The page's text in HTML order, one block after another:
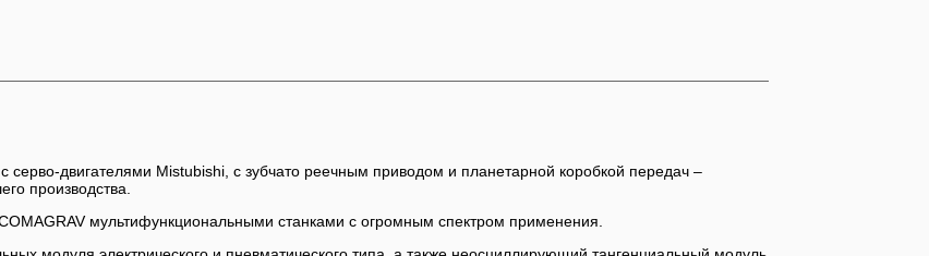
двигателями Mistubishi, с зубчато реечным приводом и планетарной коробкой передач –
производства.
мультифункциональными станками с огромным спектром применения.